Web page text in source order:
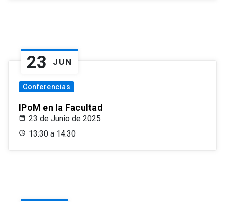
23 JUN
Conferencias
IPoM en la Facultad
23 de Junio de 2025
13:30 a 14:30